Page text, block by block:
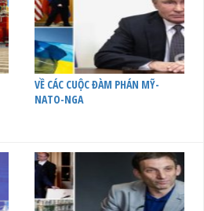
VỀ CÁC CUỘC ĐÀM PHÁN MỸ-
NATO-NGA